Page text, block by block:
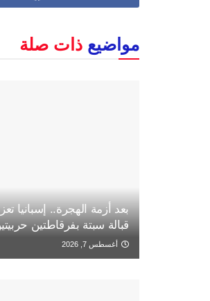
مواضيع ذات صلة
بعد أزمة الهجرة.. إسبانيا
قبالة سبتة بفرقاطتين
أغسطس 7, 2026